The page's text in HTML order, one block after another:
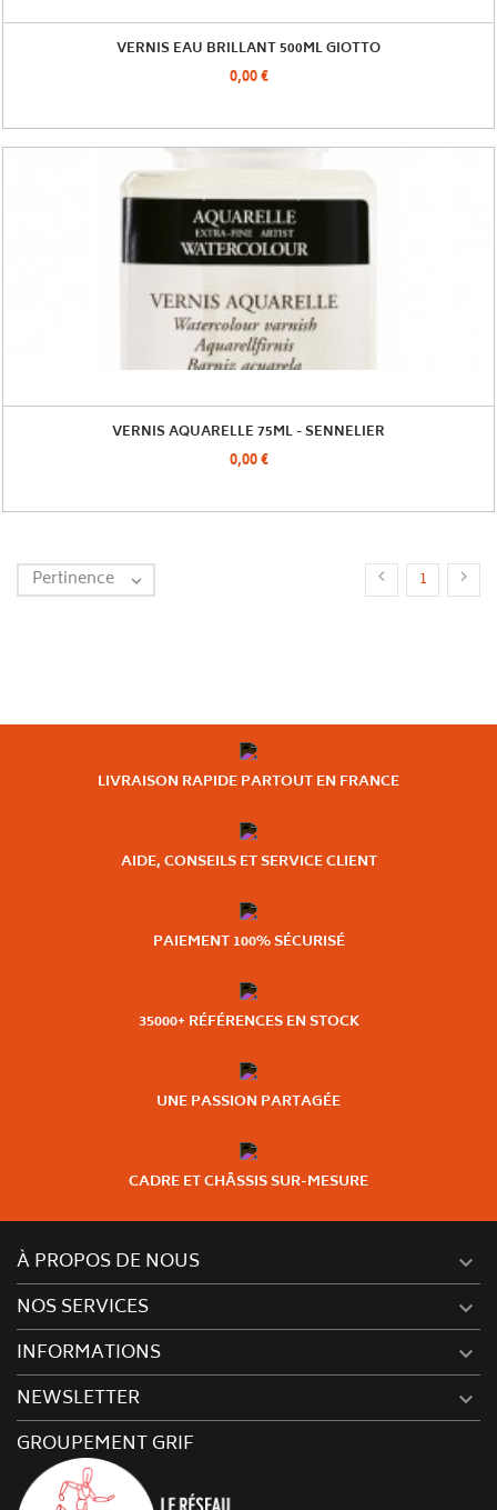
VERNIS EAU BRILLANT 500ML GIOTTO
0,00 €
VERNIS AQUARELLE 75ML - SENNELIER
0,00 €
Pertinence   1 
LIVRAISON RAPIDE PARTOUT EN FRANCE
AIDE, CONSEILS ET SERVICE CLIENT
PAIEMENT 100% SÉCURISÉ
35000+ RÉFÉRENCES EN STOCK
UNE PASSION PARTAGÉE
CADRE ET CHÂSSIS SUR-MESURE
À PROPOS DE NOUS 
NOS SERVICES 
INFORMATIONS 
NEWSLETTER 
GROUPEMENT GRIF